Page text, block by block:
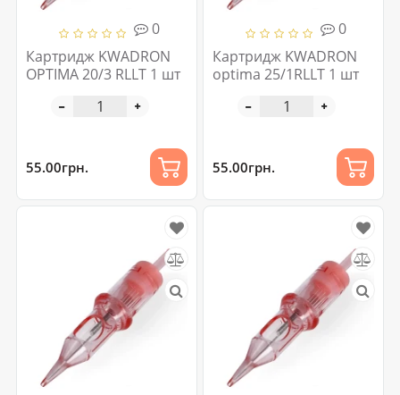
0
Картридж KWADRON
OPTIMA 20/3 RLLT 1 шт
55.00грн.
0
Картридж KWADRON
optima 25/1RLLT 1 шт
55.00грн.